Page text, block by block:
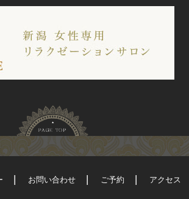
お問い合わせ ご予約 アクセス